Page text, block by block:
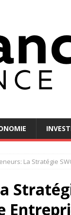
La Stratégie